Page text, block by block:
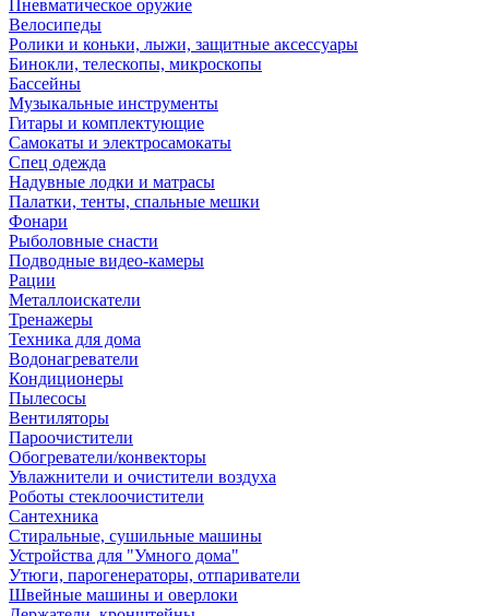
Пневматическое оружие
Велосипеды
Ролики и коньки, лыжи, защитные аксессуары
Бинокли, телескопы, микроскопы
Бассейны
Музыкальные инструменты
Гитары и комплектующие
Самокаты и электросамокаты
Спец одежда
Надувные лодки и матрасы
Палатки, тенты, спальные мешки
Фонари
Рыболовные снасти
Подводные видео-камеры
Рации
Металлоискатели
Тренажеры
Техника для дома
Водонагреватели
Кондиционеры
Пылесосы
Вентиляторы
Пароочистители
Обогреватели/конвекторы
Увлажнители и очистители воздуха
Роботы стеклоочистители
Сантехника
Стиральные, сушильные машины
Устройства для "Умного дома"
Утюги, парогенераторы, отпариватели
Швейные машины и оверлоки